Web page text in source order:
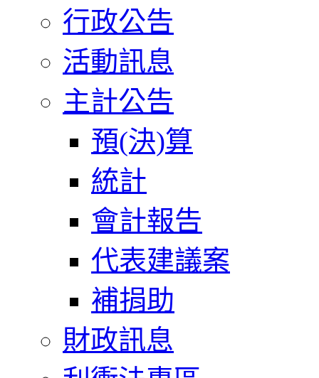
行政公告
活動訊息
主計公告
預(決)算
統計
會計報告
代表建議案
補捐助
財政訊息